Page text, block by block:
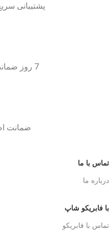
پشتیبانی
7 روز ضمانت بازگشت کالا
ضمانت
تماس با ما
درباره ما
با فابریکو شاپ
تماس با فابریکو